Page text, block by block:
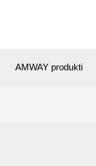
AMWAY produkti